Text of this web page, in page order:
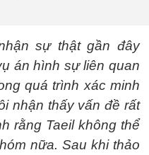
sự thật gần đây
án hình sự liên quan
quá trình xác minh
nhận thấy vấn đề rất
rằng Taeil không thể
nữa. Sau khi thảo